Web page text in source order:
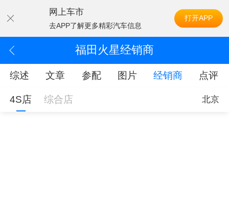
网上车市
去APP了解更多精彩汽车信息
打开APP
福田火星经销商
综述 文章 参配 图片 经销商 点评
4S店 综合店 北京